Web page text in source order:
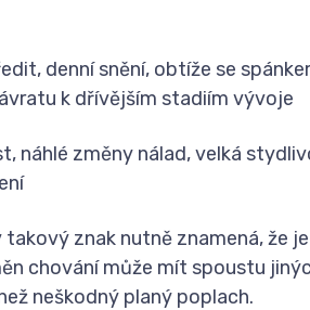
denní snění, obtíže se
k dřívějším stadiím vývoje
náhlé změny nálad, velká
znak nutně znamená, že
chování může mít spoustu
neškodný planý poplach.